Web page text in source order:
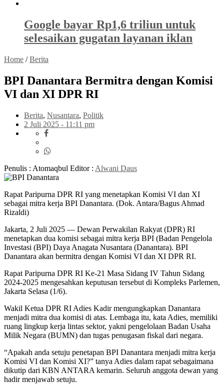
Google bayar Rp1,6 triliun untuk
selesaikan gugatan layanan iklan
Home /Berita
BPI Danantara Bermitra dengan Komisi
VI dan XI DPR RI
Berita, Nusantara, Politik
2 Juli 2025 - 11:11 pm
Penulis : Atomaqbul Editor : Alwani Daus
Rapat Paripurna DPR RI yang menetapkan Komisi VI dan XI
sebagai mitra kerja BPI Danantara. (Dok. Antara/Bagus Ahmad
Rizaldi)
Jakarta, 2 Juli 2025 — Dewan Perwakilan Rakyat (DPR) RI
menetapkan dua komisi sebagai mitra kerja BPI (Badan Pengelola
Investasi (BPI) Daya Anagata Nusantara (Danantara). BPI
Danantara akan bermitra dengan Komisi VI dan XI DPR RI.
Rapat Paripurna DPR RI Ke-21 Masa Sidang IV Tahun Sidang
2024-2025 mengesahkan keputusan tersebut di Kompleks Parlemen,
Jakarta Selasa (1/6).
Wakil Ketua DPR RI Adies Kadir mengungkapkan Danantara
menjadi mitra dua komisi di atas. Lembaga itu, kata Adies, memiliki
ruang lingkup kerja lintas sektor, yakni pengelolaan Badan Usaha
Milik Negara (BUMN) dan tugas penugasan fiskal dari negara.
“Apakah anda setuju penetapan BPI Danantara menjadi mitra kerja
Komisi VI dan Komisi XI?” tanya Adies dalam rapat sebagaimana
dikutip dari KBN ANTARA kemarin. Seluruh anggota dewan yang
hadir menjawab setuju.